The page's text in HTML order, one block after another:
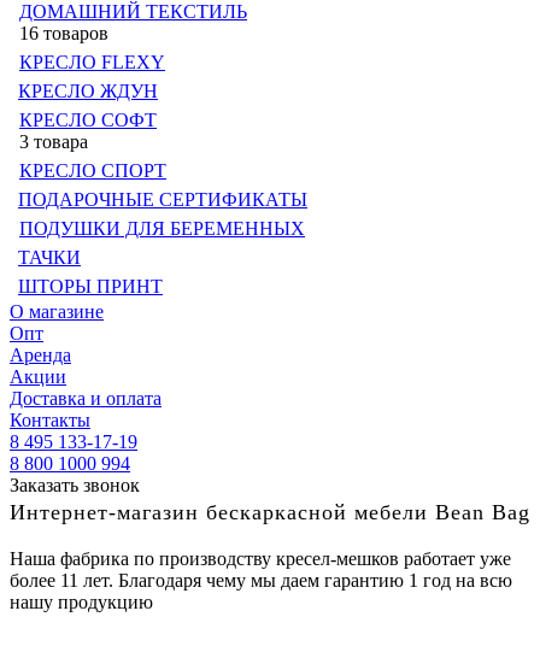
ДОМАШНИЙ ТЕКСТИЛЬ
16 товаров
КРЕСЛО FLEXY
КРЕСЛО ЖДУН
КРЕСЛО СОФТ
3 товара
КРЕСЛО СПОРТ
ПОДАРОЧНЫЕ СЕРТИФИКАТЫ
ПОДУШКИ ДЛЯ БЕРЕМЕННЫХ
ТАЧКИ
ШТОРЫ ПРИНТ
О магазине
Опт
Аренда
Акции
Доставка и оплата
Контакты
8 495 133-17-19
8 800 1000 994
Заказать звонок
Интернет-магазин бескаркасной мебели Bean Bag
Наша фабрика по производству кресел-мешков работает уже
более 11 лет. Благодаря чему мы даем гарантию 1 год на всю
нашу продукцию